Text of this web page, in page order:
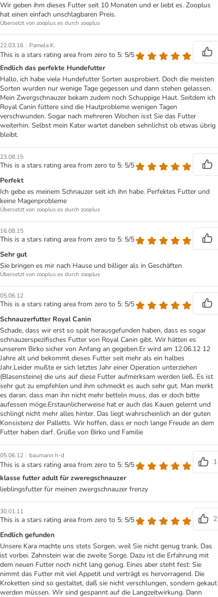
Wir geben ihm dieses Futter seit 10 Monaten und er liebt es. Zooplus
hat einen einfach unschlagbaren Preis.
Übersetzt von zooplus.es durch zooplus
22.03.16 | Pamela K.
This is a stars rating area from zero to 5: 5/5
Endlich das perfekte Hundefutter
Hallo, ich habe viele Hundefutter Sorten ausprobiert. Doch die meisten
Sorten wurden nur wenige Tage gegessen und dann stehen gelassen.
Mein Zwergschnauzer bekam zudem noch Schuppige Haut. Seitdem ich
Royal Canin füttere sind die Hautprobleme wenigen Tagen
verschwunden. Sogar nach mehreren Wochen isst Sie das Futter
weiterhin. Selbst mein Kater wartet daneben sehnlichst ob etwas übrig
bleibt.
23.08.15
This is a stars rating area from zero to 5: 5/5
Perfekt
Ich gebe es meinem Schnauzer seit ich ihn habe. Perfektes Futter und
keine Magenprobleme
Übersetzt von zooplus.es durch zooplus
16.08.15
This is a stars rating area from zero to 5: 5/5
Sehr gut
Sie bringen es mir nach Hause und billiger als in Geschäften
Übersetzt von zooplus.es durch zooplus
05.06.12
This is a stars rating area from zero to 5: 5/5
Schnauzerfutter Royal Canin
Schade, dass wir erst so spät herausgefunden haben, dass es sogar
schnauzerspezifisches Futter von Royal Canin gibt. Wir hätten es
unserem Birko sicher von Anfang an gegeben.Er wird am 12.06.12 12
Jahre alt und bekommt dieses Futter seit mehr als ein halbes
Jahr.Leider mußte er sich letztes Jahr einer Operation unterziehen
(Blasensteine) die uns auf diese Futter aufmerksam werden ließ. Es ist
sehr gut zu empfehlen und ihm schmeckt es auch sehr gut. Man merkt
es daran, dass man ihn nicht mehr betteln muss, das er doch bitte
aufessen möge.Erstaunlicherweise hat er auch das Kauen gelernt und
schlingt nicht mehr alles hinter. Das liegt wahrscheinlich an der guten
Konsistenz der Palletts. Wir hoffen, dass er noch lange Freude an dem
Futter haben darf. Grüße von Birko und Familie
05.06.12 | baumann h-d
This is a stars rating area from zero to 5: 5/5
1
klasse futter adult für zweregschnauzer
lieblingsfutter für meinen zwergschnauzer frenzy
30.01.11
This is a stars rating area from zero to 5: 5/5
2
Endlich gefunden
Unsere Kara machte uns stets Sorgen, weil Sie nicht genug trank. Das
ist vorbei. Zahnstein war die zweite Sorge. Dazu ist die Erfahrung mit
dem neuen Futter noch nicht lang genug. Eines aber steht fest: Sie
nimmt das Futter mit viel Appetit und verträgt es hervorragend. Die
Kroketten sind so gestaltet, daß sie nicht verschlungen, sondern gekaut
werden müssen. Wir sind gespannt auf die Langzeitwirkung. Dann